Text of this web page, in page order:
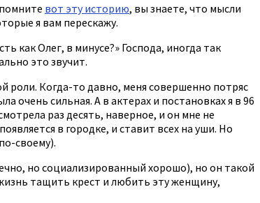
вот эту историю, вы знаете, что мысли
я вам перескажу.
как Олег, в минусе?» Господа, иногда так
это звучит.
роли. Когда-то давно, меня совершенно потряс
очень сильная. А в актерах и постановках я в 96
раз десять, наверное, и он мне не
в городке, и ставит всех на уши. Но
своему).
но социализированный хорошо), но он такой
тащить крест и любить эту женщину,